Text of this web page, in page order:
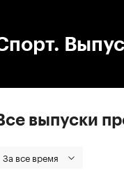
выпуски
За все время